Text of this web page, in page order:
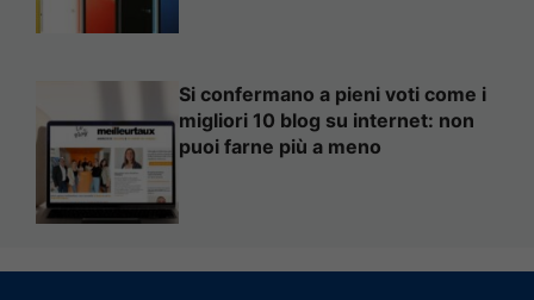
Si confermano a pieni voti come i
migliori 10 blog su internet: non
puoi farne più a meno